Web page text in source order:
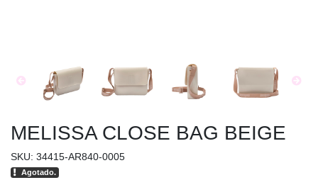
MELISSA CLOSE BAG BEIGE
SKU: 34415-AR840-0005
Agotado.